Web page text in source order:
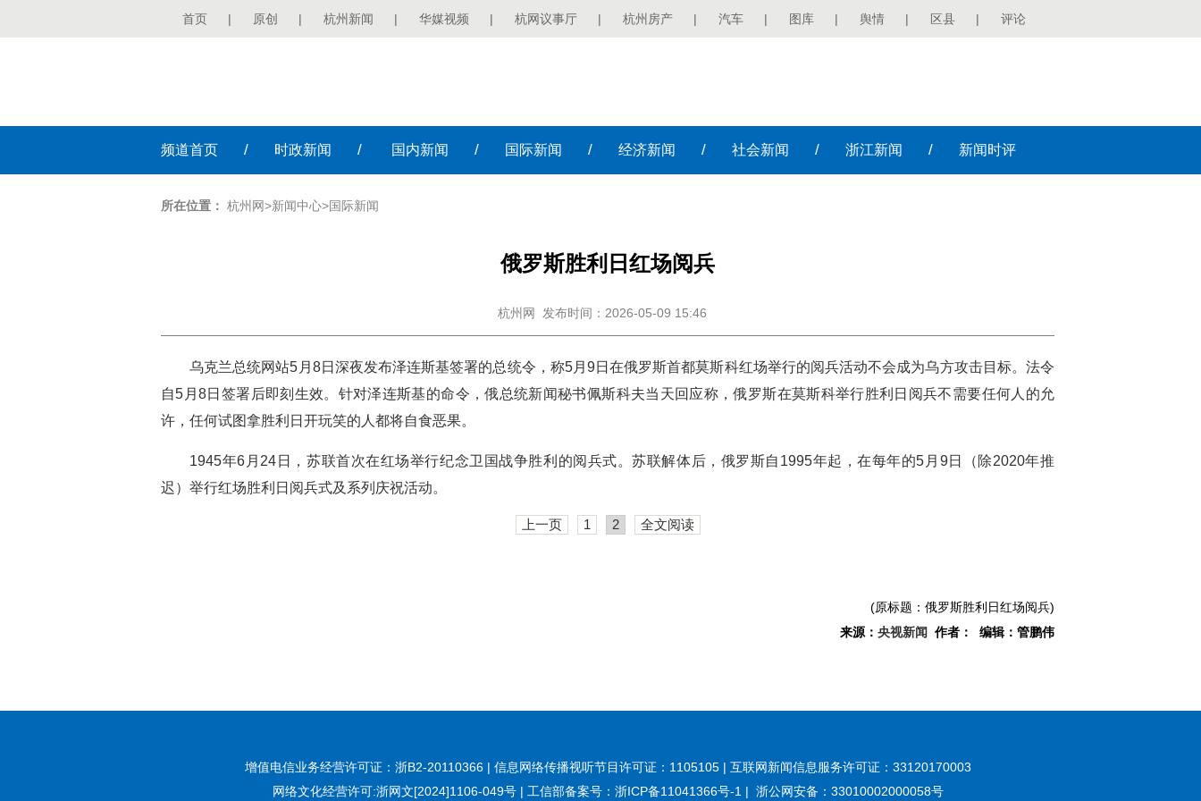
首页 | 原创 | 杭州新闻 | 华媒视频 | 杭网议事厅 | 杭州房产 | 汽车 | 图库 | 舆情 | 区县 | 评论
频道首页 / 时政新闻 / 国内新闻 / 国际新闻 / 经济新闻 / 社会新闻 / 浙江新闻 / 新闻时评
所在位置： 杭州网>新闻中心>国际新闻
俄罗斯胜利日红场阅兵
杭州网 发布时间：2026-05-09 15:46
乌克兰总统网站5月8日深夜发布泽连斯基签署的总统令，称5月9日在俄罗斯首都莫斯科红场举行的阅兵活动不会成为乌方攻击目标。法令
自5月8日签署后即刻生效。针对泽连斯基的命令，俄总统新闻秘书佩斯科夫当天回应称，俄罗斯在莫斯科举行胜利日阅兵不需要任何人的允
许，任何试图拿胜利日开玩笑的人都将自食恶果。
1945年6月24日，苏联首次在红场举行纪念卫国战争胜利的阅兵式。苏联解体后，俄罗斯自1995年起，在每年的5月9日（除2020年推
迟）举行红场胜利日阅兵式及系列庆祝活动。
上一页 1 2 全文阅读
(原标题：俄罗斯胜利日红场阅兵)
来源： 央视新闻 作者： 编辑：管鹏伟
增值电信业务经营许可证：浙B2-20110366 | 信息网络传播视听节目许可证：1105105 | 互联网新闻信息服务许可证：33120170003
网络文化经营许可:浙网文[2024]1106-049号| 工信部备案号：浙ICP备11041366号-1 | 浙公网安备：33010002000058号